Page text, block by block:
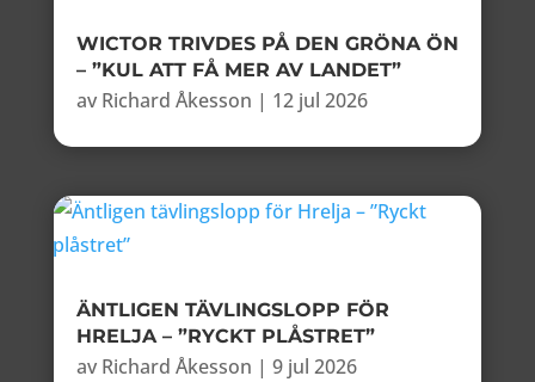
WICTOR TRIVDES PÅ DEN GRÖNA ÖN
– ”KUL ATT FÅ MER AV LANDET”
av Richard Åkesson | 12 jul 2026
ÄNTLIGEN TÄVLINGSLOPP FÖR
HRELJA – ”RYCKT PLÅSTRET”
av Richard Åkesson | 9 jul 2026